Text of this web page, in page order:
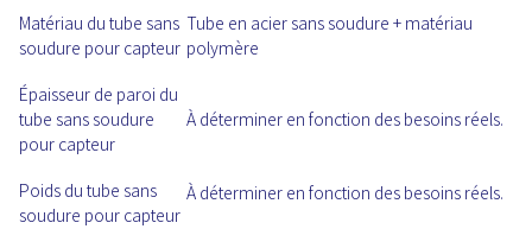
Matériau du tube sans
soudure pour capteur
Tube en acier sans soudure + matériau
polymère
Épaisseur de paroi du
tube sans soudure
pour capteur
À déterminer en fonction des besoins réels.
Poids du tube sans
soudure pour capteur
À déterminer en fonction des besoins réels.